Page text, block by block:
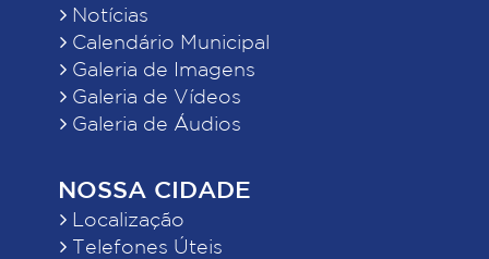
Notícias
Calendário Municipal
Galeria de Imagens
Galeria de Vídeos
Galeria de Áudios
NOSSA CIDADE
Localização
Telefones Úteis